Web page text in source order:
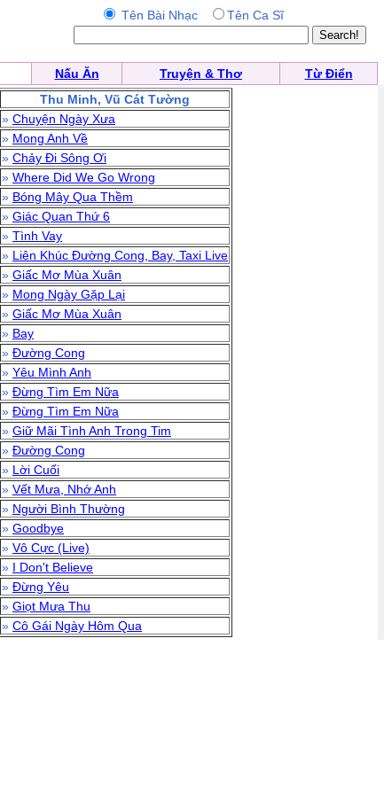
Tên Bài Nhạc Tên Ca Sĩ
Nấu Ăn Truyện & Thơ
Từ Điển
Thu Minh, Vũ Cát Tường
» Chuyện Ngày Xưa
» Mong Anh Về
» Chảy Đi Sông Ơi
» Where Did We Go Wrong
» Bóng Mây Qua Thềm
» Giác Quan Thứ 6
» Tình Vay
» Liên Khúc Đường Cong, Bay, Taxi Live
» Giấc Mơ Mùa Xuân
» Mong Ngày Gặp Lại
» Giấc Mơ Mùa Xuân
» Bay
» Đường Cong
» Yêu Mình Anh
» Đừng Tìm Em Nữa
» Đừng Tìm Em Nữa
» Giữ Mãi Tình Anh Trong Tim
» Đường Cong
» Lời Cuối
» Vết Mưa, Nhớ Anh
» Người Bình Thường
» Goodbye
» Vô Cực (Live)
» I Don't Believe
» Đừng Yêu
» Giọt Mưa Thu
» Cô Gái Ngày Hôm Qua